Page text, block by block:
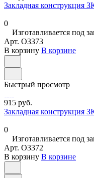
Закладная конструкция
0
Изготавливается под
Арт. O3373
В корзину В корзине
Быстрый просмотр
915 руб.
Закладная конструкция
0
Изготавливается под
Арт. O3372
В корзину В корзине